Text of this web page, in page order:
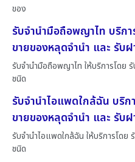
ของ
รับจำนำมือถือพญาไท บริก
ขายของหลุดจำนำ และ รับ
รับจำนำมือถือพญาไท ให้บริการโดย
ชนิด
รับจำนำไอแพดใกล้ฉัน บริ
ขายของหลุดจำนำ และ รับ
รับจำนำไอแพดใกล้ฉัน ให้บริการโดย
ชนิด